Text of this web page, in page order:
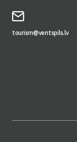
tourism@ventspils.lv